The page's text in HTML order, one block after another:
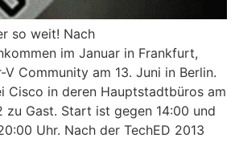
so weit! Nach
im Januar in Frankfurt,
Community am 13. Juni in Berlin.
Cisco in deren Hauptstadtbüros am
zu Gast. Start ist gegen 14:00 und
Uhr. Nach der TechED 2013